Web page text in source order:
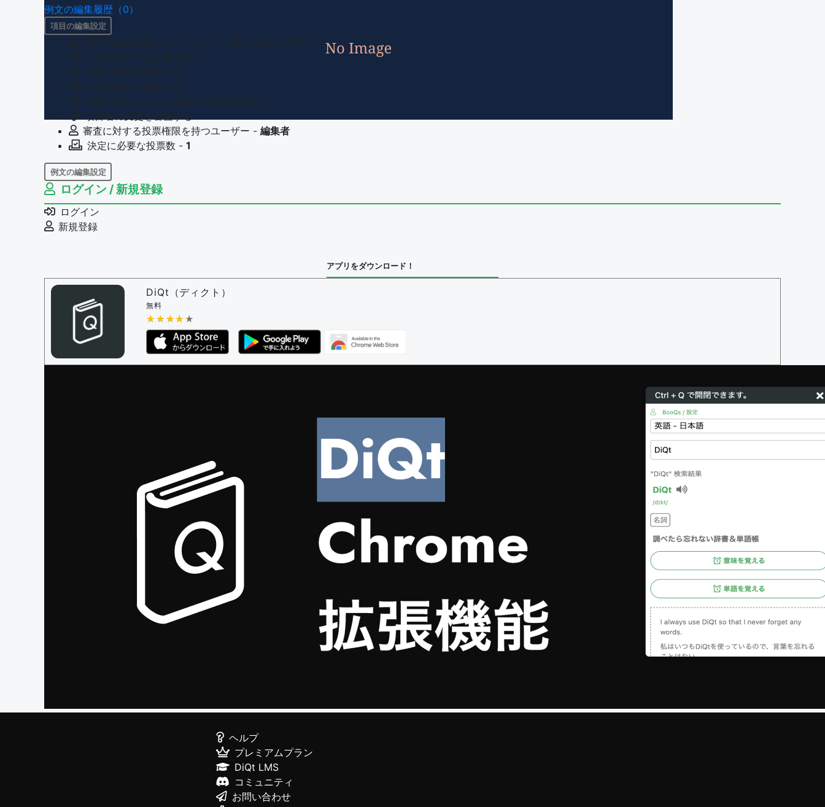
例文の編集履歴（0）
項目の編集設定
審査に対する投票権限を持つユーザー - 編集者
決定に必要な投票数 - 1
例文の編集設定
例文の編集権限を持つユーザー -
例文の削除を審査する
審査に対する投票権限を持つユーザー -
決定に必要な投票数 -
問題の編集権限を持つユーザー -すべてのユーザー
審査に対する投票権限を持つユーザー -
決定に必要な投票数 -
編集ガイドライン
ログイン / 新規登録
ログイン
新規登録
アプリをダウンロード！
DiQt（ディクト）
無料
★★★★★
★★★★★
ヘルプ
プレミアムプラン
DiQt LMS
コミュニティ
お問い合わせ